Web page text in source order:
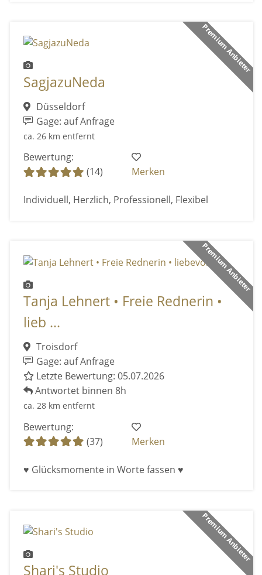
Premium Anbieter
SagjazuNeda
Düsseldorf
Gage: auf Anfrage
ca. 26 km entfernt
Bewertung:
(14)
Merken
Individuell, Herzlich, Professionell, Flexibel
Premium Anbieter
Tanja Lehnert • Freie Rednerin •
lieb ...
Troisdorf
Gage: auf Anfrage
Letzte Bewertung: 05.07.2026
Antwortet binnen 8h
ca. 28 km entfernt
Bewertung:
(37)
Merken
♥ Glücksmomente in Worte fassen ♥
Premium Anbieter
Shari's Studio